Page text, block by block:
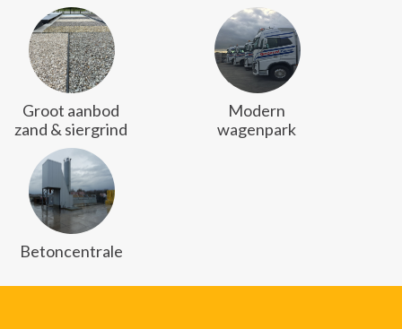
Groot aanbod
zand & siergrind
Modern
wagenpark
Betoncentrale